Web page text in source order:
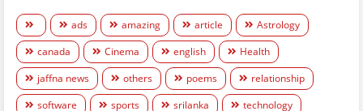
ads amazing article
Astrology
canada
Cinema english
Health
jaffna news
others poems
relationship
software
sports srilanka technology